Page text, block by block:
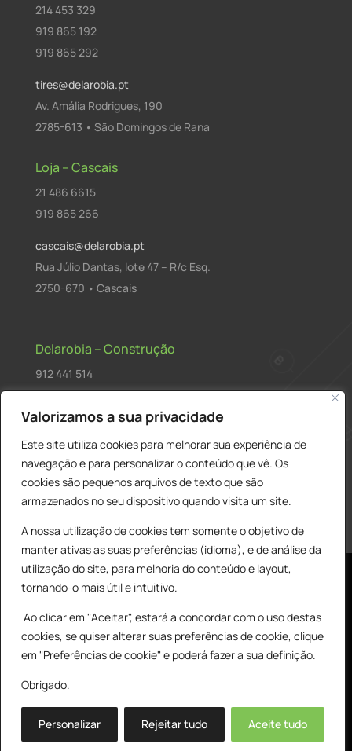
Valorizamos a sua privacidade
Este site utiliza cookies para melhorar sua experiência de
navegação e para personalizar o conteúdo que vê. Os
cookies são pequenos arquivos de texto que são
armazenados no seu dispositivo quando visita um site.
A nossa utilização de cookies tem somente o objetivo de
manter ativas as suas preferências (idioma), e de análise da
utilização do site, para melhoria do conteúdo e layout,
tornando-o mais útil e intuitivo.
Ao clicar em "Aceitar", estará a concordar com o uso destas
cookies, se quiser alterar suas preferências de cookie, clique
em "Preferências de cookie" e poderá fazer a sua definição.
Obrigado.
Personalizar Rejeitar tudo Aceite tudo
214 453 329
919 865 192
919 865 292
tires@delarobia.pt
Av. Amália Rodrigues, 190
2785-613 • São Domingos de Rana
Loja – Cascais
21 486 6615
919 865 266
cascais@delarobia.pt
Rua Júlio Dantas, lote 47 – R/c Esq.
2750-670 • Cascais
Delarobia – Construção
912 441 514
R. António Andrade, 1171
2820-287 • Charneca de Caparica
Products
search PESQUISAR
© All Copyright 2025 by Delarobia.pt 0